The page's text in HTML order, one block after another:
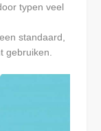
typen veel
standaard,
gebruiken.